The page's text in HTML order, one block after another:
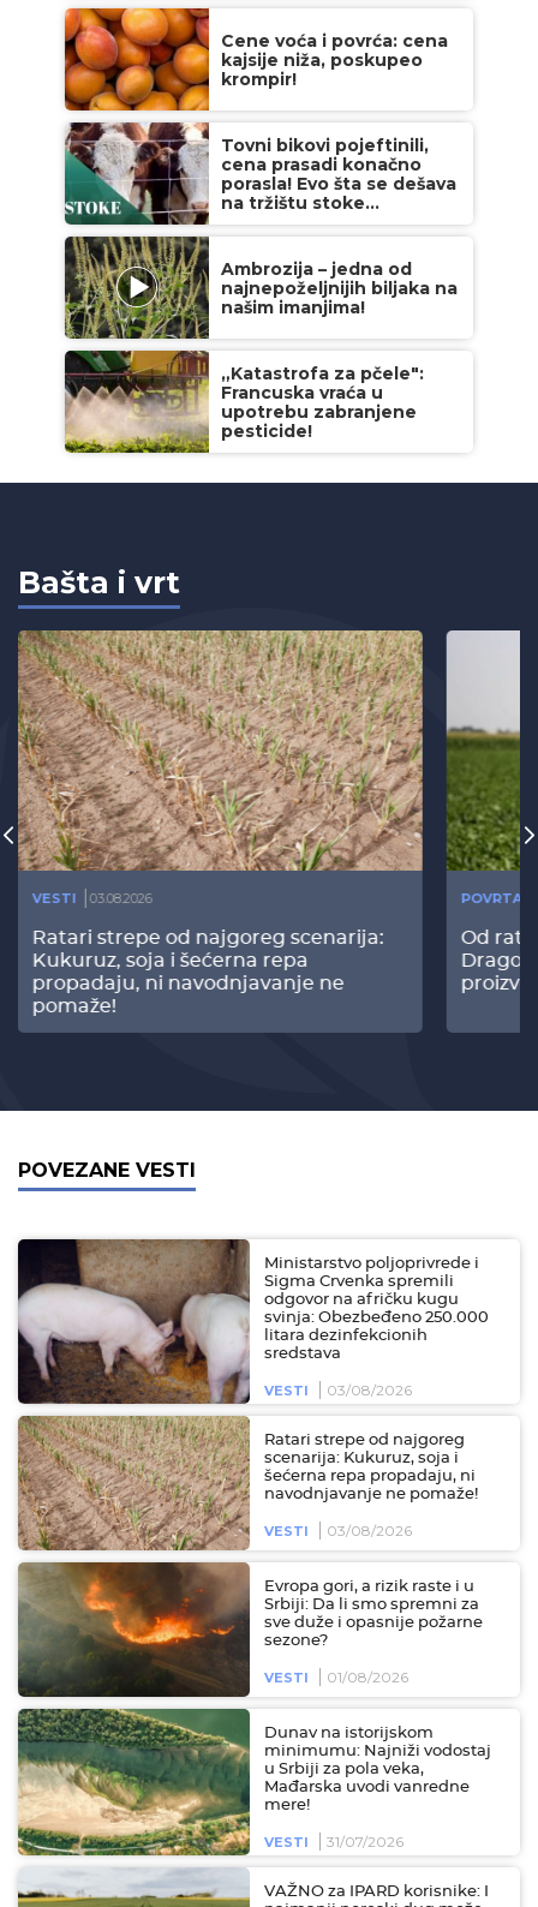
Cene voća i povrća: cena
kajsije niža, poskupeo
krompir!
Tovni bikovi pojeftinili,
cena prasadi konačno
porasla! Evo šta se dešava
na tržištu stoke...
Ambrozija – jedna od
najnepoželjnijih biljaka na
našim imanjima!
„Katastrofa za pčele":
Francuska vraća u
upotrebu zabranjene
pesticide!
Bašta i vrt
VESTI 03.08.2026
Ratari strepe od najgoreg scenarija:
Kukuruz, soja i šećerna repa
propadaju, ni navodnjavanje ne
pomaže!
Od
POVEZANE VESTI
Ministarstvo poljoprivrede i
Sigma Crvenka spremili
odgovor na afričku kugu
svinja: Obezbeđeno 250.000
litara dezinfekcionih
sredstava
VESTI 03/08/2026
Ratari strepe od najgoreg
scenarija: Kukuruz, soja i
šećerna repa propadaju, ni
navodnjavanje ne pomaže!
VESTI 03/08/2026
Evropa gori, a rizik raste i u
Srbiji: Da li smo spremni za
sve duže i opasnije požarne
sezone?
VESTI 01/08/2026
Dunav na istorijskom
minimumu: Najniži vodostaj
u Srbiji za pola veka,
Mađarska uvodi vanredne
mere!
VESTI 31/07/2026
VAŽNO za IPARD korisnike: I